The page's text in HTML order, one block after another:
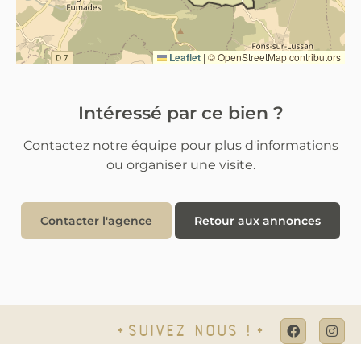
Leaflet | © OpenStreetMap contributors
Intéressé par ce bien ?
Contactez notre équipe pour plus d'informations
ou organiser une visite.
Contacter l'agence Retour aux annonces
Suivez nous !